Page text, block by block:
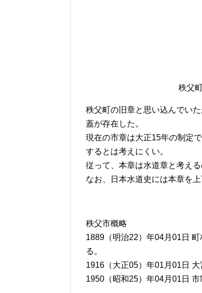
秩父
秩父町の旧章と思い込んでい
蓋が存在した。
現在の市章は大正15年の制定
するとは考えにくい。
従って、本章は水道章と考える
なお、日本水道史には本章を
秩父市概略
1889（明治22）年04月01日
る。
1916（大正05）年01月01日
1950（昭和25）年04月01日 市